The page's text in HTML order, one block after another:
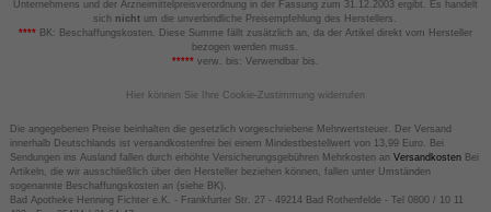
Unternehmens und der Arzneimittelpreisverordnung in der Fassung zum 31.12.2003 ergibt. Es handelt
sich nicht um die unverbindliche Preisempfehlung des Herstellers.
****BK: Beschaffungskosten. Diese Summe fällt zusätzlich an, da der Artikel direkt vom Hersteller
bezogen werden muss.
*****verw. bis: Verwendbar bis.
Hier können Sie Ihre Cookie-Zustimmung widerrufen
Die angegebenen Preise beinhalten die gesetzlich vorgeschriebene Mehrwertsteuer. Der Versand
innerhalb Deutschlands ist versandkostenfrei bei einem Mindestbestellwert von 13,99 Euro. Bei
Sendungen ins Ausland fallen durch erhöhte Versicherungsgebühren Mehrkosten an VersandkostenBei
Artikeln, die wir ausschließlich über den Hersteller beziehen können, fallen unter Umständen
sogenannte Beschaffungskosten an (siehe BK).
Bad Apotheke Henning Fichter e.K. - Frankfurter Str. 27 - 49214 Bad Rothenfelde - Tel 0800 / 10 11